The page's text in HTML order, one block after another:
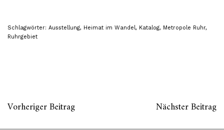
Schlagwörter: Ausstellung, Heimat im Wandel , Katalog, Metropole Ruhr,
Ruhrgebiet
Vorheriger Beitrag Nächster Beitrag